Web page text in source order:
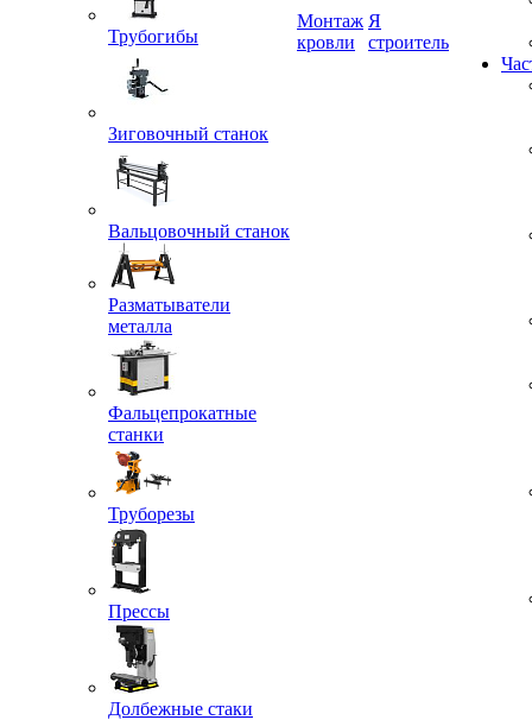
Трубогибы
Зиговочный станок
Вальцовочный станок
Разматыватели
металла
Фальцепрокатные
станки
Труборезы
Прессы
Долбежные стаки